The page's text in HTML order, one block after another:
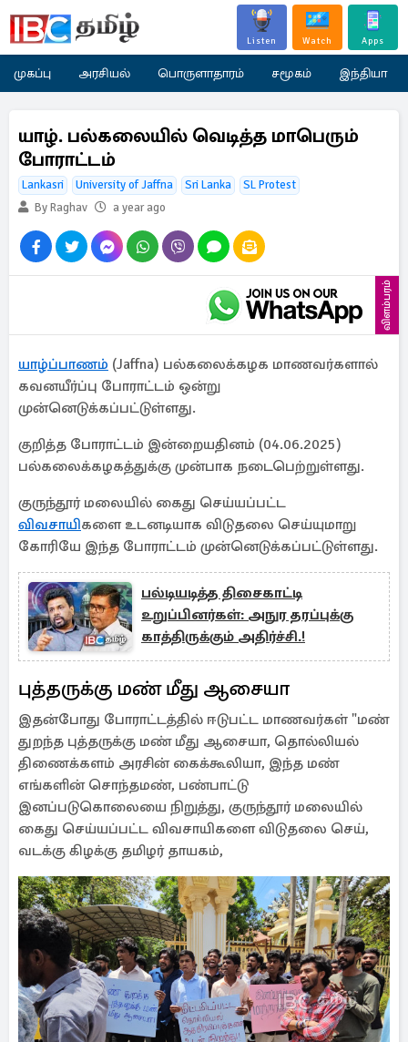
Listen Watch Apps
முகப்பு அரசியல் பொருளாதாரம் சமூகம் இந்தியா
யாழ். பல்கலையில் வெடித்த மாபெரும்
போராட்டம்
Lankasri University of Jaffna Sri Lanka
SL Protest
By Raghav
a year ago
விளம்பரம்
யாழ்ப்பாணம் (Jaffna) பல்கலைக்கழக மாணவர்களால்
கவனயீர்ப்பு போராட்டம் ஒன்று
முன்னெடுக்கப்பட்டுள்ளது.
குறித்த போராட்டம் இன்றையதினம் (04.06.2025)
பல்கலைக்கழகத்துக்கு முன்பாக நடைபெற்றுள்ளது.
குருந்தூர் மலையில் கைது செய்யப்பட்ட
விவசாயிகளை உடனடியாக விடுதலை செய்யுமாறு
கோரியே இந்த போராட்டம் முன்னெடுக்கப்பட்டுள்ளது.
பல்டியடித்த திசைகாட்டி
உறுப்பினர்கள்: அநுர தரப்புக்கு
காத்திருக்கும் அதிர்ச்சி.!
புத்தருக்கு மண் மீது ஆசையா
இதன்போது போராட்டத்தில் ஈடுபட்ட மாணவர்கள் "மண்
துறந்த புத்தருக்கு மண் மீது ஆசையா, தொல்லியல்
திணைக்களம் அரசின் கைக்கூலியா, இந்த மண்
எங்களின் சொந்தமண், பண்பாட்டு
இனப்படுகொலையை நிறுத்து, குருந்தூர் மலையில்
கைது செய்யப்பட்ட விவசாயிகளை விடுதலை செய்,
வடக்கு கிழக்கு தமிழர் தாயகம்,